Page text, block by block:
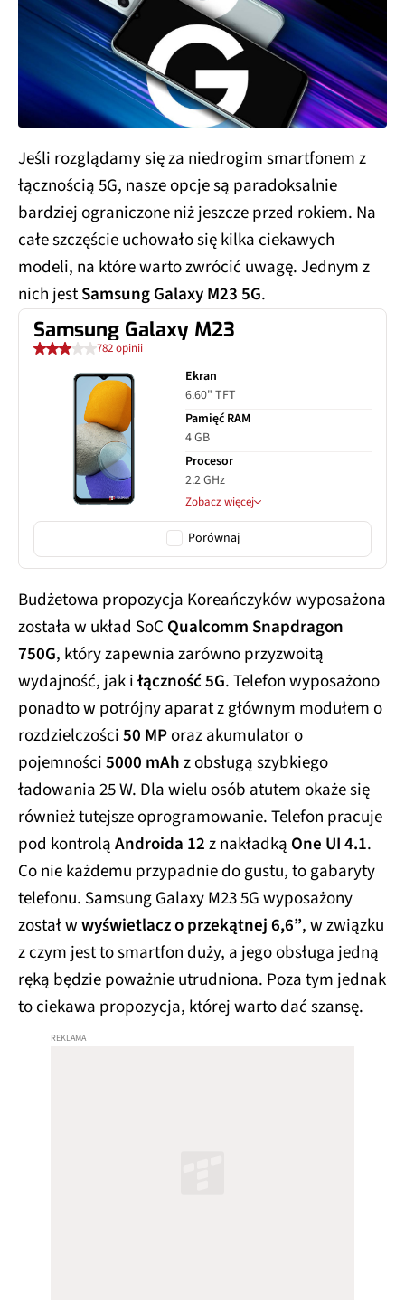
Jeśli rozglądamy się za niedrogim smartfonem z
łącznością 5G, nasze opcje są paradoksalnie
bardziej ograniczone niż jeszcze przed rokiem. Na
całe szczęście uchowało się kilka ciekawych
modeli, na które warto zwrócić uwagę. Jednym z
nich jestSamsung Galaxy M23 5G.
Samsung Galaxy M23
782 opinii
Ekran
6.60" TFT
Pamięć RAM
4 GB
Procesor
2.2 GHz
Zobacz więcej
Porównaj
Budżetowa propozycja Koreańczyków wyposażona
została w układ SoC Qualcomm Snapdragon
750G, który zapewnia zarówno przyzwoitą
wydajność, jak iłączność 5G. Telefon wyposażono
ponadto w potrójny aparat z głównym modułem o
rozdzielczości50 MPoraz akumulator o
pojemności5000 mAhz obsługą szybkiego
ładowania 25 W. Dla wielu osób atutem okaże się
również tutejsze oprogramowanie. Telefon pracuje
pod kontroląAndroida 12z nakładką One UI 4.1.
Co nie każdemu przypadnie do gustu, to gabaryty
telefonu. Samsung Galaxy M23 5G wyposażony
został wwyświetlacz o przekątnej 6,6”, w związku
z czym jest to smartfon duży, a jego obsługa jedną
ręką będzie poważnie utrudniona. Poza tym jednak
to ciekawa propozycja, której warto dać szansę.